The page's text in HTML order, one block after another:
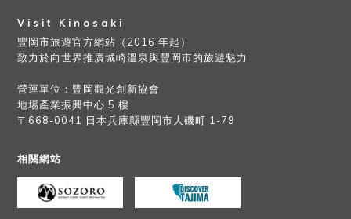
Visit Kinosaki
豐岡市旅遊官方網站（2016 年起）
致力於向世界推廣城崎溫泉與豐岡市的旅遊魅力
營運單位：豐岡觀光創新協會
地場產業振興中心 5 樓
〒668-0041 日本兵庫縣豐岡市大磯町 1-79
相關網站